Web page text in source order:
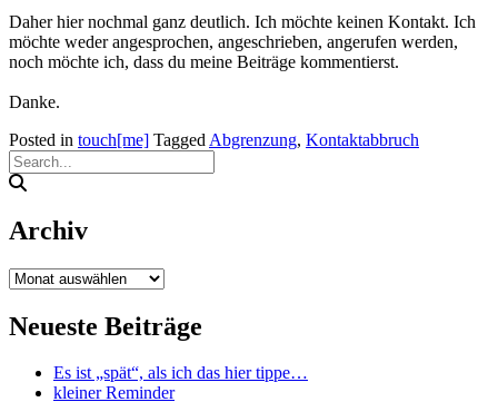
Daher hier nochmal ganz deutlich. Ich möchte keinen Kontakt. Ich
möchte weder angesprochen, angeschrieben, angerufen werden,
noch möchte ich, dass du meine Beiträge kommentierst.
Danke.
Posted in touch[me] Tagged Abgrenzung, Kontaktabbruch
Archiv
Archiv
Neueste Beiträge
Es ist „spät“, als ich das hier tippe…
kleiner Reminder